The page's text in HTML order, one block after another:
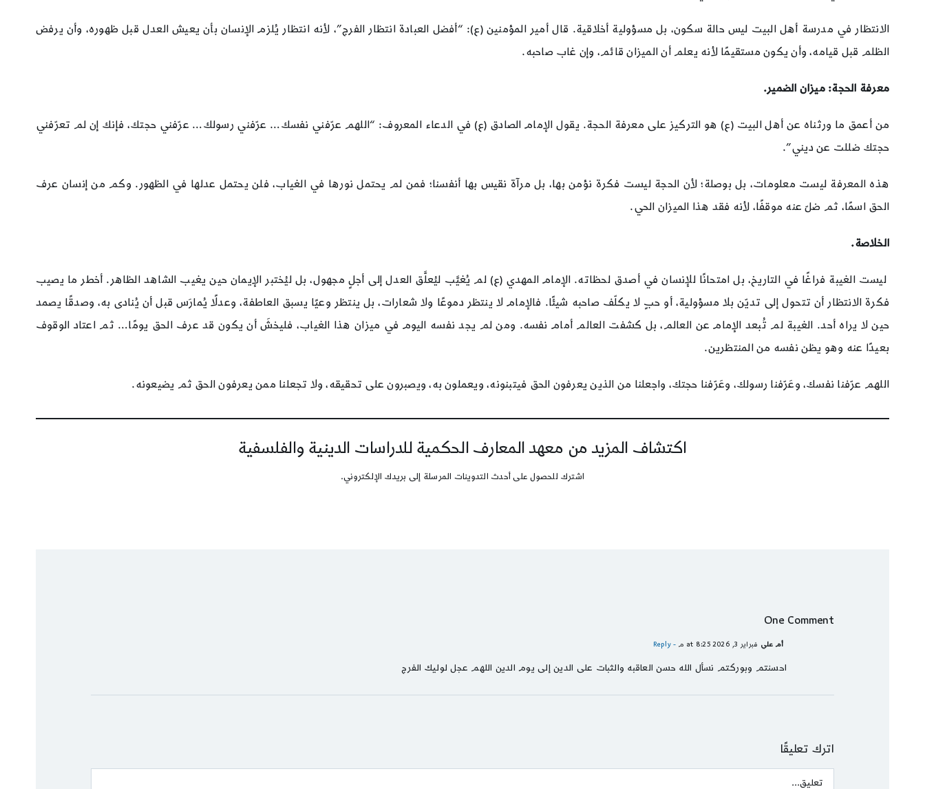
الانتظار في مدرسة أهل البيت ليس حالة سكون، بل مسؤولية أخلاقية. قال أمير المؤمنين (ع): “أفضل العبادة انتظار الفرج”، لأنه انتظار يُلزم الإنسان بأن يعيش العدل قبل ظهوره، وأن يرفض
الظلم قبل قيامه، وأن يكون مستقيمًا لأنه يعلم أن الميزان قائم، وإن غاب صاحبه.
معرفة الحجة: ميزان الضمير.
من أعمق ما ورثناه عن أهل البيت (ع) هو التركيز على معرفة الحجة. يقول الإمام الصادق (ع) في الدعاء المعروف: “اللهم عرّفني نفسك… عرّفني رسولك… عرّفني حجتك، فإنك إن لم تعرّفني
حجتك ضللت عن ديني”.
هذه المعرفة ليست معلومات، بل بوصلة؛ لأن الحجة ليست فكرة نؤمن بها، بل مرآة نقيس بها أنفسنا؛ فمن لم يحتمل نورها في الغياب، فلن يحتمل عدلها في الظهور. وكم من إنسان عرف
الحق اسمًا، ثم ضلّ عنه موقفًا، لأنه فقد هذا الميزان الحي.
الخلاصة.
ليست الغيبة فراغًا في التاريخ، بل امتحانًا للإنسان في أصدق لحظاته. الإمام المهدي (ع) لم يُغيَّب ليُعلَّق العدل إلى أجلٍ مجهول، بل ليُختبر الإيمان حين يغيب الشاهد الظاهر. أخطر ما يصيب
فكرة الانتظار أن تتحول إلى تديّن بلا مسؤولية، أو حبٍ لا يكلّف صاحبه شيئًا. فالإمام لا ينتظر دموعًا ولا شعارات، بل ينتظر وعيًا يسبق العاطفة، وعدلًا يُمارَس قبل أن يُنادى به، وصدقًا يصمد
حين لا يراه أحد. الغيبة لم تُبعد الإمام عن العالم، بل كشفت العالم أمام نفسه. ومن لم يجد نفسه اليوم في ميزان هذا الغياب، فليخشَ أن يكون قد عرف الحق يومًا… ثم اعتاد الوقوف
بعيدًا عنه وهو يظن نفسه من المنتظرين.
اللهم عرّفنا نفسك، وعَرّفنا رسولك، وعَرّفنا حجتك، واجعلنا من الذين يعرفون الحق فيتبنونه، ويعملون به، ويصبرون على تحقيقه، ولا تجعلنا ممن يعرفون الحق ثم يضيعونه.
اكتشاف المزيد من معهد المعارف الحكمية للدراسات الدينية والفلسفية
اشترك للحصول على أحدث التدوينات المرسلة إلى بريدك الإلكتروني.
One Comment
أم علي فبراير 3, 2026 at 8:25 م - Reply
احسنتم وبوركتم نسأل الله حسن العاقبه والثبات على الدين إلى يوم الدين اللهم عجل لوليك الفرج
اترك تعليقًا
Comment